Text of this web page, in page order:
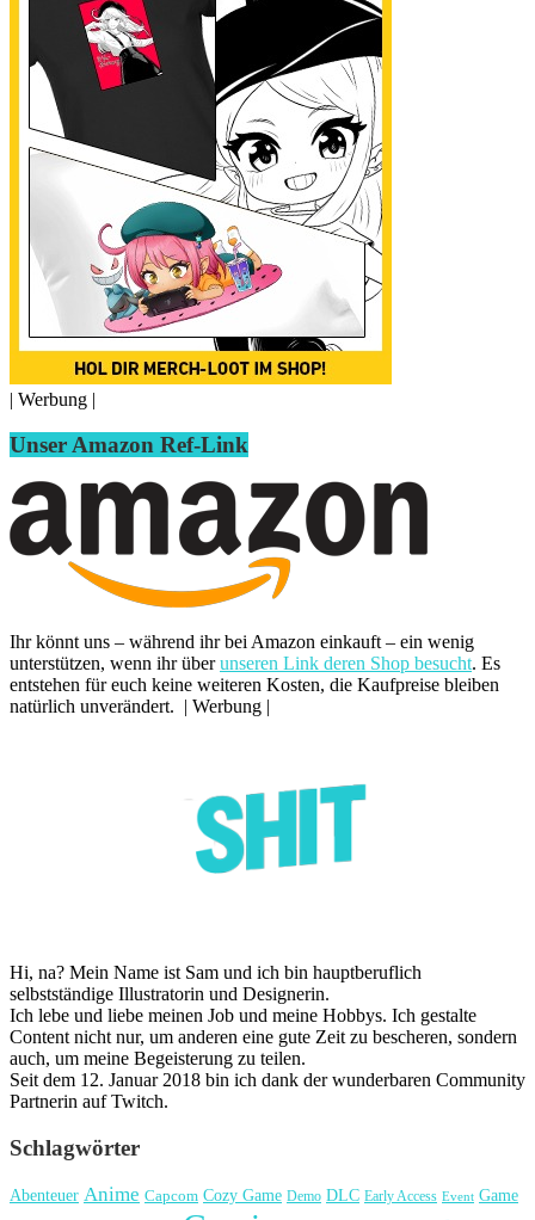
| Werbung |
Unser Amazon Ref-Link
Ihr könnt uns – während ihr bei Amazon einkauft – ein wenig
unterstützen, wenn ihr überunseren Link deren Shop besucht. Es
entstehen für euch keine weiteren Kosten, die Kaufpreise bleiben
natürlich unverändert. | Werbung |
Hi, na? Mein Name ist Sam und ich bin hauptberuflich
selbstständige Illustratorin und Designerin.
Ich lebe und liebe meinen Job und meine Hobbys. Ich gestalte
Content nicht nur, um anderen eine gute Zeit zu bescheren, sondern
auch, um meine Begeisterung zu teilen.
Seit dem 12. Januar 2018 bin ich dank der wunderbaren Community
Partnerin auf Twitch.
Schlagwörter
Abenteuer Anime Capcom Cozy Game Demo DLC Early Access Event Game